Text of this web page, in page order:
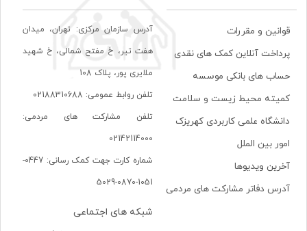
قوانین و مقررات
پرداخت آنلاین کمک های نقدی
حساب های بانکی موسسه
کمیته محیط زیست و سلامت
دانشگاه علمی کاربردی کهریزک
امور بین الملل
آخرین ویدیوها
آدرس دفاتر مشارکت های مردمی
آدرس سازمان مرکزی: تهران، ميدان
هفت تير، خ مفتح شمالی، خ شهيد
ملايری پور، پلاک 108
تلفن روابط عمومی: 02188310688
تلفن مشارکت های مردمی:
02142114000
شماره کارت جهت کمک رسانی: 0447-
1051-0870-5029
شبکه های اجتماعی